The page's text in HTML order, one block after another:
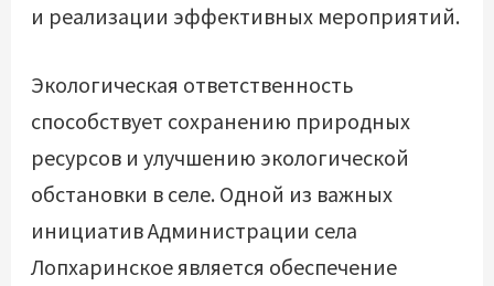
и реализации эффективных мероприятий.
Экологическая ответственность
способствует сохранению природных
ресурсов и улучшению экологической
обстановки в селе. Одной из важных
инициатив Администрации села
Лопхаринское является обеспечение